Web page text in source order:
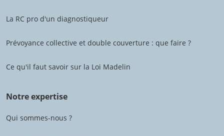
La RC pro d'un diagnostiqueur
Prévoyance collective et double couverture : que faire ?
Ce qu'il faut savoir sur la Loi Madelin
Notre expertise
Qui sommes-nous ?